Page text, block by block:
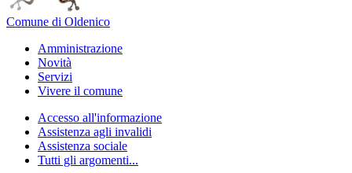
Comune di Oldenico
Amministrazione
Novità
Servizi
Vivere il comune
Accesso all'informazione
Assistenza agli invalidi
Assistenza sociale
Tutti gli argomenti...